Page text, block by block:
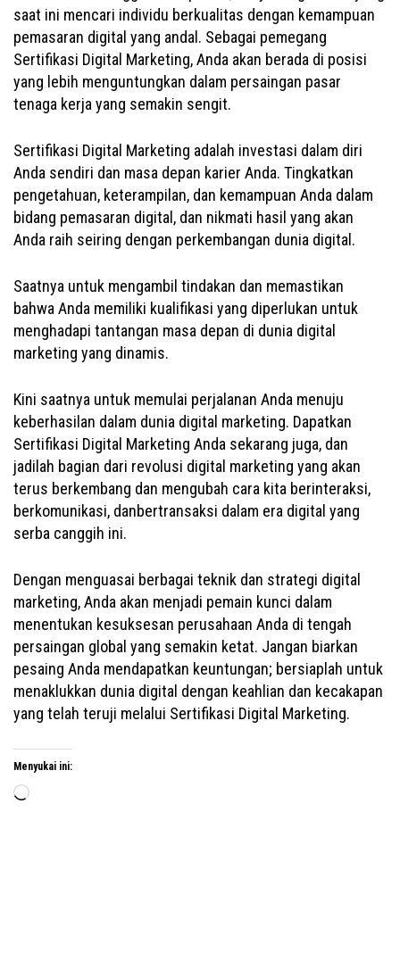
saat ini mencari individu berkualitas dengan kemampuan
pemasaran digital yang andal. Sebagai pemegang
Sertifikasi Digital Marketing, Anda akan berada di posisi
yang lebih menguntungkan dalam persaingan pasar
tenaga kerja yang semakin sengit.
Sertifikasi Digital Marketing adalah investasi dalam diri
Anda sendiri dan masa depan karier Anda. Tingkatkan
pengetahuan, keterampilan, dan kemampuan Anda dalam
bidang pemasaran digital, dan nikmati hasil yang akan
Anda raih seiring dengan perkembangan dunia digital.
Saatnya untuk mengambil tindakan dan memastikan
bahwa Anda memiliki kualifikasi yang diperlukan untuk
menghadapi tantangan masa depan di dunia digital
marketing yang dinamis.
Kini saatnya untuk memulai perjalanan Anda menuju
keberhasilan dalam dunia digital marketing. Dapatkan
Sertifikasi Digital Marketing Anda sekarang juga, dan
jadilah bagian dari revolusi digital marketing yang akan
terus berkembang dan mengubah cara kita berinteraksi,
berkomunikasi, danbertransaksi dalam era digital yang
serba canggih ini.
Dengan menguasai berbagai teknik dan strategi digital
marketing, Anda akan menjadi pemain kunci dalam
menentukan kesuksesan perusahaan Anda di tengah
persaingan global yang semakin ketat. Jangan biarkan
pesaing Anda mendapatkan keuntungan; bersiaplah untuk
menaklukkan dunia digital dengan keahlian dan kecakapan
yang telah teruji melalui Sertifikasi Digital Marketing.
Menyukai ini:
Memuat...